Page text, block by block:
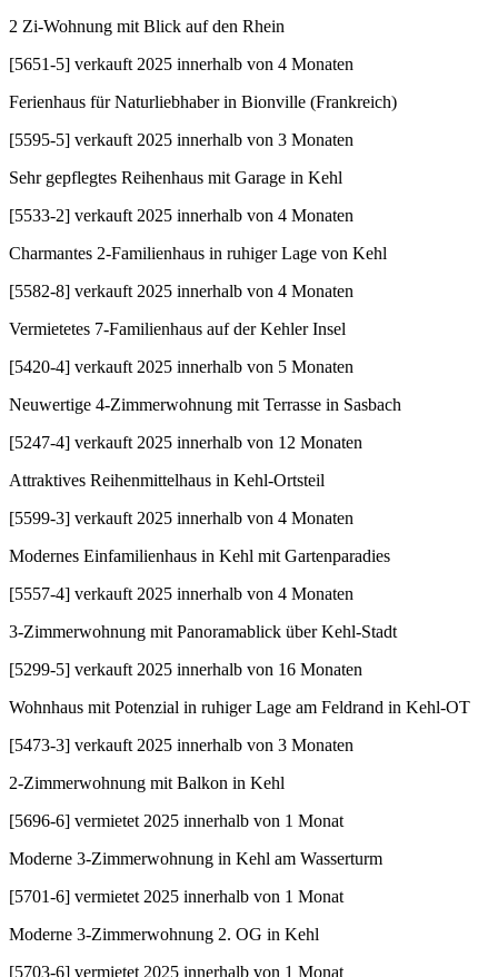
2 Zi-Wohnung mit Blick auf den Rhein
[5651-5] verkauft 2025 innerhalb von 4 Monaten
Ferienhaus für Naturliebhaber in Bionville (Frankreich)
[5595-5] verkauft 2025 innerhalb von 3 Monaten
Sehr gepflegtes Reihenhaus mit Garage in Kehl
[5533-2] verkauft 2025 innerhalb von 4 Monaten
Charmantes 2-Familienhaus in ruhiger Lage von Kehl
[5582-8] verkauft 2025 innerhalb von 4 Monaten
Vermietetes 7-Familienhaus auf der Kehler Insel
[5420-4] verkauft 2025 innerhalb von 5 Monaten
Neuwertige 4-Zimmerwohnung mit Terrasse in Sasbach
[5247-4] verkauft 2025 innerhalb von 12 Monaten
Attraktives Reihenmittelhaus in Kehl-Ortsteil
[5599-3] verkauft 2025 innerhalb von 4 Monaten
Modernes Einfamilienhaus in Kehl mit Gartenparadies
[5557-4] verkauft 2025 innerhalb von 4 Monaten
3-Zimmerwohnung mit Panoramablick über Kehl-Stadt
[5299-5] verkauft 2025 innerhalb von 16 Monaten
Wohnhaus mit Potenzial in ruhiger Lage am Feldrand in Kehl-OT
[5473-3] verkauft 2025 innerhalb von 3 Monaten
2-Zimmerwohnung mit Balkon in Kehl
[5696-6] vermietet 2025 innerhalb von 1 Monat
Moderne 3-Zimmerwohnung in Kehl am Wasserturm
[5701-6] vermietet 2025 innerhalb von 1 Monat
Moderne 3-Zimmerwohnung 2. OG in Kehl
[5703-6] vermietet 2025 innerhalb von 1 Monat